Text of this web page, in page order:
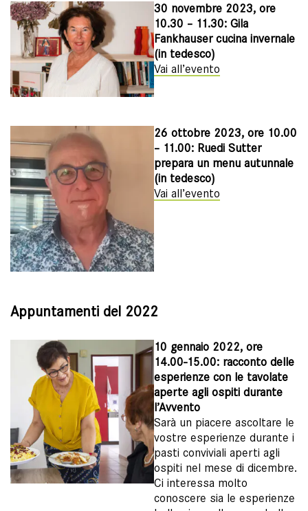
30 novembre 2023, ore
10.30 – 11.30: Gila
Fankhauser cucina invernale
(in tedesco)
Vai all’evento
26 ottobre 2023, ore 10.00
– 11.00: Ruedi Sutter
prepara un menu autunnale
(in tedesco)
Vai all’evento
Appuntamenti del 2022
10 gennaio 2022, ore
14.00-15.00: racconto delle
esperienze con le tavolate
aperte agli ospiti durante
l’Avvento
Sarà un piacere ascoltare le
vostre esperienze durante i
pasti conviviali aperti agli
ospiti nel mese di dicembre.
Ci interessa molto
conoscere sia le esperienze